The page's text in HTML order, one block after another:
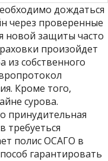
дождаться
через проверенные
новой защиты часто
произойдет
собственного
Кроме того,
сурова.
принудительная
требуеться
полис ОСАГО в
гарантировать